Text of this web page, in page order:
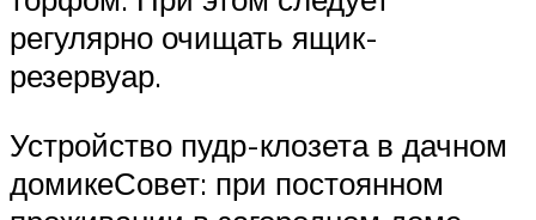
регулярно очищать ящик-
резервуар.
Устройство пудр-клозета в дачном
домикеСовет: при постоянном